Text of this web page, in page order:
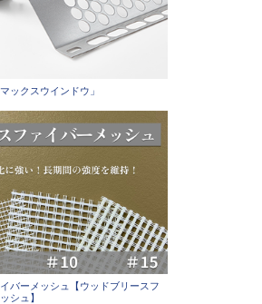
ックスウインドウ」
バーメッシュ【ウッドブリースフ
シュ】